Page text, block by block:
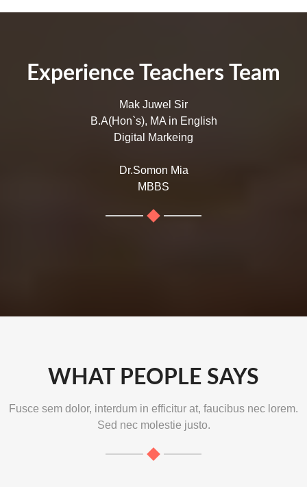
Experience Teachers Team
Mak Juwel Sir
B.A(Hon`s), MA in English
Digital Markeing
Dr.Somon Mia
MBBS
WHAT PEOPLE SAYS
Fusce sem dolor, interdum in efficitur at, faucibus nec lorem.
Sed nec molestie justo.